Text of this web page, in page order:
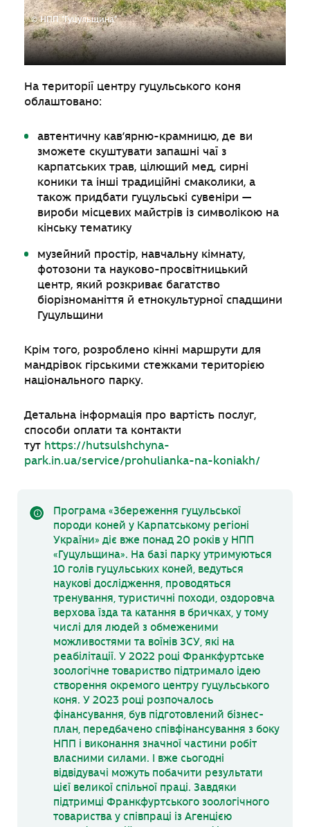
© НПП "Гуцульщина"
На території центру гуцульського коня
облаштовано:
автентичну кав’ярню-крамницю, де ви
зможете скуштувати запашні чаї з
карпатських трав, цілющий мед, сирні
коники та інші традиційні смаколики, а
також придбати гуцульські сувеніри —
вироби місцевих майстрів із символікою на
кінську тематику
музейний простір, навчальну кімнату,
фотозони та науково-просвітницький
центр, який розкриває багатство
біорізноманіття й етнокультурної спадщини
Гуцульщини
Крім того, розроблено кінні маршрути для
мандрівок гірськими стежками територією
національного парку.
Детальна інформація про вартість послуг,
способи оплати та контакти
тут https://hutsulshchyna-
park.in.ua/service/prohulianka-na-koniakh/
Програма «Збереження гуцульської
породи коней у Карпатському регіоні
України» діє вже понад 20 років у НПП
«Гуцульщина». На базі парку утримуються
10 голів гуцульських коней, ведуться
наукові дослідження, проводяться
тренування, туристичні походи, оздоровча
верхова їзда та катання в бричках, у тому
числі для людей з обмеженими
можливостями та воїнів ЗСУ, які на
реабілітації. У 2022 році Франкфуртське
зоологічне товариство підтримало ідею
створення окремого центру гуцульського
коня. У 2023 році розпочалось
фінансування, був підготовлений бізнес-
план, передбачено співфінансування з боку
НПП і виконання значної частини робіт
власними силами. І вже сьогодні
відвідувачі можуть побачити результати
цієї великої спільної праці. Завдяки
підтримці Франкфуртського зоологічного
товариства у співпраці із Агенцією